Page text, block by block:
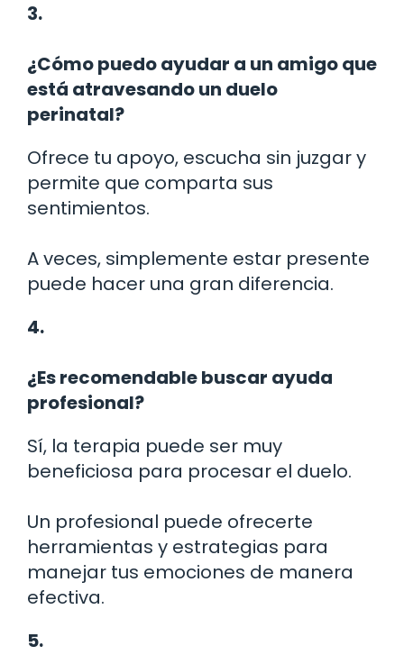
3.
¿Cómo puedo ayudar a un amigo que
está atravesando un duelo
perinatal?
Ofrece tu apoyo, escucha sin juzgar y
permite que comparta sus
sentimientos.
A veces, simplemente estar presente
puede hacer una gran diferencia.
4.
¿Es recomendable buscar ayuda
profesional?
Sí, la terapia puede ser muy
beneficiosa para procesar el duelo.
Un profesional puede ofrecerte
herramientas y estrategias para
manejar tus emociones de manera
efectiva.
5.